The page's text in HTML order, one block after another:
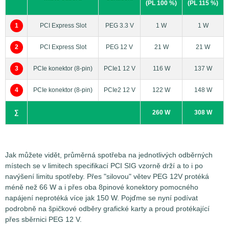
spotřebu grafické karty musíme měřit minimálně na dvou a
maximálně pak na pěti odběrných místech najednou podle
toho, kolika pomocnými napájecími konektory daná grafická
karta disponuje. Jednotlivé větve napájení pak nesou
označení PEG 3.3V, PEG 12V, PCIe 12V (konektor 1-3).
Měření špičkových odběrů (Peak)
Měření špičkové spotřeby a proudu na jednotlivých
odběrných místech je prováděno pomocí měřících senzorů
(PL 100 %)
(PL 115 %)
1 PCI Express Slot PEG 3.3 V 1 W 1 W
2 PCI Express Slot PEG 12 V 21 W 21 W
3 PCIe konektor (8-pin) PCIe1 12 V 116 W 137 W
4 PCIe konektor (8-pin) PCIe2 12 V 122 W 148 W
∑ 260 W 308 W
Jak můžete vidět, průměrná spotřeba na jednotlivých odběrných
místech se v limitech specifikací PCI SIG vzorně drží a to i po
navýšení limitu spotřeby. Přes "silovou" větev PEG 12V protéká
méně než 66 W a i přes oba 8pinové konektory pomocného
napájení neprotéká více jak 150 W. Pojďme se nyní podívat
podrobně na špičkové odběry grafické karty a proud protékající
přes sběrnici PEG 12 V.